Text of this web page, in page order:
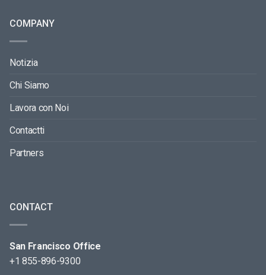
COMPANY
Notizia
Chi Siamo
Lavora con Noi
Contactti
Partners
CONTACT
San Francisco Office
+1 855-896-9300